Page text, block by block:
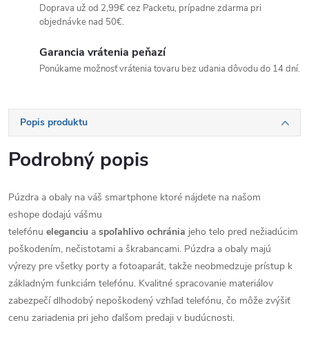
Doprava už od 2,99€ cez Packetu, prípadne zdarma pri
objednávke nad 50€.
Garancia vrátenia peňazí
Ponúkame možnosť vrátenia tovaru bez udania dôvodu do 14 dní.
Popis produktu
Podrobný popis
Púzdra a obaly na váš smartphone ktoré nájdete na našom
eshope dodajú vášmu
telefónu eleganciu a spoľahlivo ochránia jeho telo pred nežiadúcim
poškodením, nečistotami a škrabancami. Púzdra a obaly majú
výrezy pre všetky porty a fotoaparát, takže neobmedzuje prístup k
základným funkciám telefónu. Kvalitné spracovanie materiálov
zabezpečí dlhodobý nepoškodený vzhľad telefónu, čo môže zvýšiť
cenu zariadenia pri jeho ďalšom predaji v budúcnosti.